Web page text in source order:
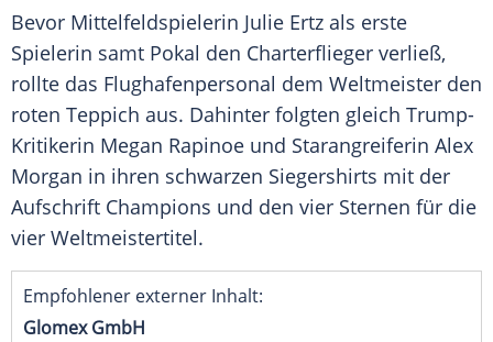
Bevor Mittelfeldspielerin Julie Ertz als erste
Spielerin samt Pokal den Charterflieger verließ,
rollte das Flughafenpersonal dem Weltmeister den
roten Teppich aus. Dahinter folgten gleich Trump-
Kritikerin Megan Rapinoe und Starangreiferin Alex
Morgan in ihren schwarzen Siegershirts mit der
Aufschrift Champions und den vier Sternen für die
vier Weltmeistertitel.
Empfohlener externer Inhalt:
Glomex GmbH